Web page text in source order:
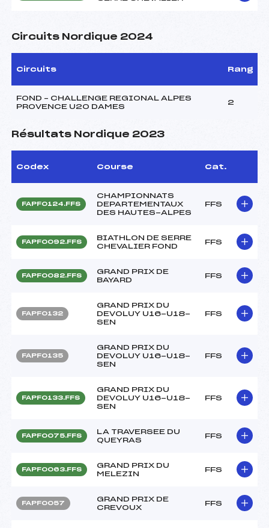
Circuits Nordique 2024
Circuits Rang
FOND – CHALLENGE REGIONAL ALPES
PROVENCE U20 DAMES
2
Résultats Nordique 2023
Codex Course Cat.
FAPF0124.FFS
CHAMPIONNATS
DEPARTEMENTAUX
DES HAUTES-ALPES
FFS
FAPF0092.FFS
BIATHLON DE SERRE
CHEVALIER FOND
FFS
FAPF0082.FFS
GRAND PRIX DE
BAYARD
FFS
FAPF0132
GRAND PRIX DU
DEVOLUY U16-U18-
SEN
FFS
FAPF0135
GRAND PRIX DU
DEVOLUY U16-U18-
SEN
FFS
FAPF0133.FFS
GRAND PRIX DU
DEVOLUY U16-U18-
SEN
FFS
FAPF0075.FFS
LA TRAVERSEE DU
QUEYRAS
FFS
FAPF0063.FFS
GRAND PRIX DU
MELEZIN
FFS
FAPF0057
GRAND PRIX DE
CREVOUX
FFS